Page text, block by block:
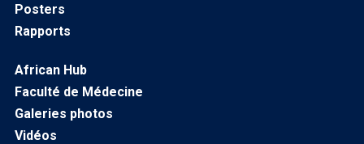
Posters
Rapports
African Hub
Faculté de Médecine
Galeries photos
Vidéos